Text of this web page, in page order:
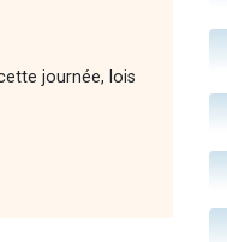
journée, lois